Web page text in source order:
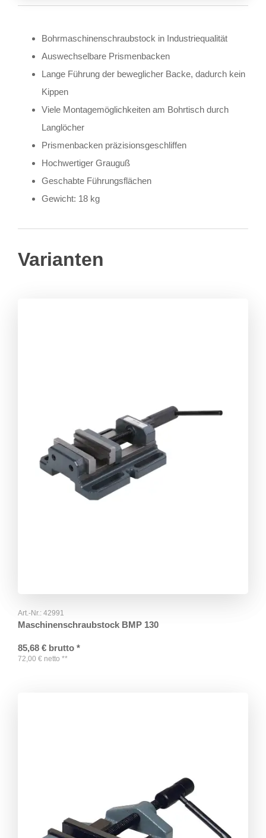
Bohrmaschinenschraubstock in Industriequalität
Auswechselbare Prismenbacken
Lange Führung der beweglicher Backe, dadurch kein
Kippen
Viele Montagemöglichkeiten am Bohrtisch durch
Langlöcher
Prismenbacken präzisionsgeschliffen
Hochwertiger Grauguß
Geschabte Führungsflächen
Gewicht: 18 kg
Varianten
Art.-Nr.: 42991
Maschinenschraubstock BMP 130
85,68 € brutto *
72,00 € netto **